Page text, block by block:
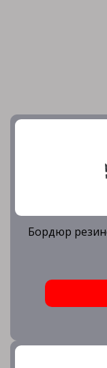
Бордюр